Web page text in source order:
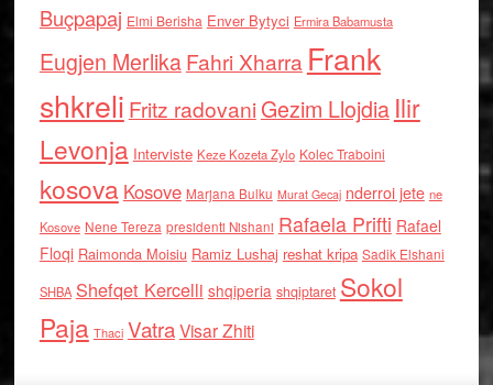
Buçpapaj Elmi Berisha Enver Bytyci Ermira Babamusta
Eugjen MerlikaFahri Xharra Frank
shkreli Fritz radovaniGezim Llojdia Ilir
Levonja Interviste Keze Kozeta Zylo Kolec Traboini
kosova Kosove Marjana Bulku Murat Gecaj nderroi jete ne
Kosove Nene Tereza presidenti Nishani Rafaela Prifti Rafael
Floqi Raimonda Moisiu Ramiz Lushaj reshat kripa Sadik Elshani
SHBA Shefqet Kercelli shqiperia shqiptaret Sokol
Paja Thaci VatraVisar Zhiti